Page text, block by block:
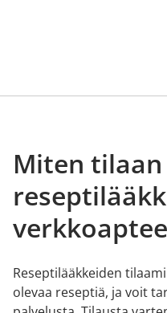
Miten tilaan
Reseptilääkkeiden
olevaa reseptiä, ja voit